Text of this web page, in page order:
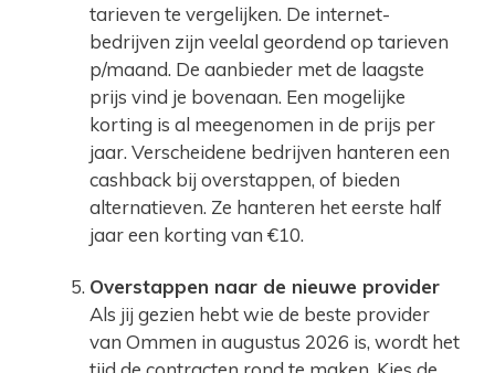
tarieven te vergelijken. De internet-
bedrijven zijn veelal geordend op tarieven
p/maand. De aanbieder met de laagste
prijs vind je bovenaan. Een mogelijke
korting is al meegenomen in de prijs per
jaar. Verscheidene bedrijven hanteren een
cashback bij overstappen, of bieden
alternatieven. Ze hanteren het eerste half
jaar een korting van €10.
Overstappen naar de nieuwe provider
Als jij gezien hebt wie de beste provider
van Ommen in augustus 2026 is, wordt het